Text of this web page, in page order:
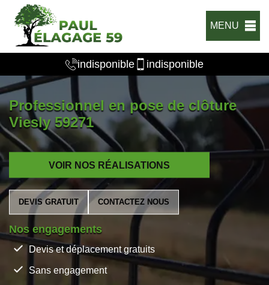
MENU
indisponible indisponible
Professionnel en pose de clôture
Viesly 59271
VOIR NOS RÉALISATIONS
DEVIS GRATUIT CONTACTEZ NOUS
Nos engagements
Devis et déplacement gratuits
Sans engagement